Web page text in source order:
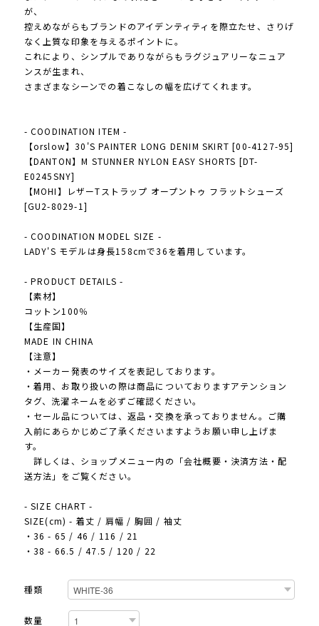
が、
控えめながらもブランドのアイデンティティを際立たせ、さりげ
なく上質な印象を与えるポイントに。
これにより、シンプルでありながらもラグジュアリーなニュア
ンスが生まれ、
さまざまなシーンでの着こなしの幅を広げてくれます。
- COODINATION ITEM -
【orslow】30'S PAINTER LONG DENIM SKIRT [00-4127-95]
【DANTON】M STUNNER NYLON EASY SHORTS [DT-
E0245SNY]
【MOHI】レザーTストラップ オープントゥ フラットシューズ
[GU2-8029-1]
- COODINATION MODEL SIZE -
LADY'S モデルは身長158cmで36を着用しています。
- PRODUCT DETAILS -
【素材】
コットン100％
【生産国】
MADE IN CHINA
【注意】
・メーカー発表のサイズを表記しております。
・着用、お取り扱いの際は商品についておりますアテンション
タグ、洗濯ネームを必ずご確認ください。
・セール品については、返品・交換を承っておりません。ご購
入前にあらかじめご了承くださいますようお願い申し上げま
す。
詳しくは、ショップメニュー内の「会社概要・決済方法・配
送方法」をご覧ください。
- SIZE CHART -
SIZE(cm) - 着丈 / 肩幅 / 胸囲 / 袖丈
・36 - 65 / 46 / 116 / 21
・38 - 66.5 / 47.5 / 120 / 22
種類
数量